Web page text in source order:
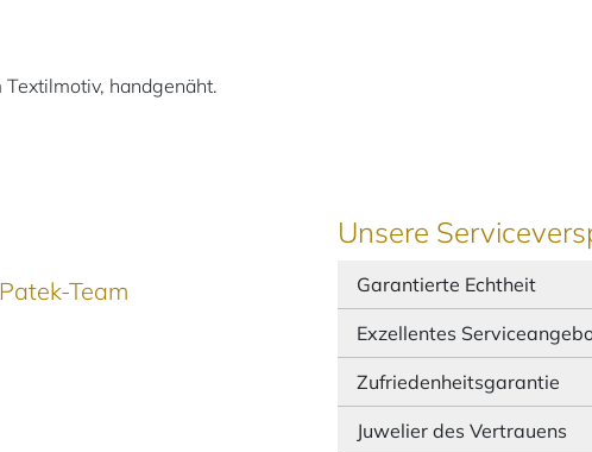
handgenäht.
Team
Unsere
Garantierte Echtheit
Exzellentes
Zufriedenheitsgarantie
Juwelier des Vertrauens